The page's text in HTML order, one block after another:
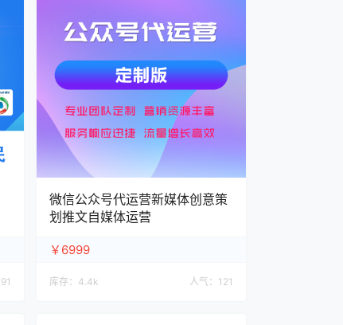
91
微信公众号代运营新媒体创意策
划推文自媒体运营
￥6999
库存： 4.4k 人气： 121